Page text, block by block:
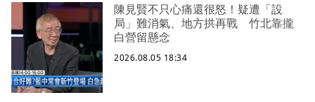
陳見賢不只心痛還很怒！疑遭「設
局」難消氣、地方拱再戰 竹北靠攏
白營留懸念
2026.08.05 18:34